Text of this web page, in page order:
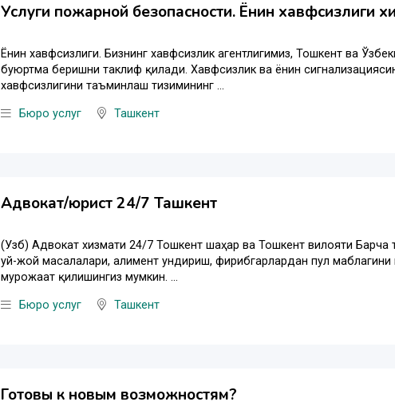
Услуги пожарной безопасности. Ёнғин хавфсизлиги
Ёнғин хавфсизлиги. Бизнинг хавфсизлик агентлигимиз, Тошкент ва
буюртма беришни таклиф қилади. Хавфсизлик ва ёнғин
хавфсизлигини таъминлаш тизимининг ...
Бюро услуг Ташкент
Адвокат/юрист 24/7 Ташкент
(Узб) Адвокат хизмати 24/7 Тошкент шаҳар ва Тошкент вилояти Барча
уй-жой масалалари, алимент ундириш, фирибгарлардан пул
мурожаат қилишингиз мумкин. ...
Бюро услуг Ташкент
Готовы к новым возможностям?